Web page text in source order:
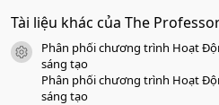
0
0
a
Tài liệu khác của The
icon tài liệu
Phân phối chương trình Hoạt
sáng tạo
Phân phối chương trình Hoạt
sáng tạo